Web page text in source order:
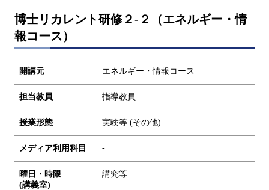
博士リカレント研修２-２（エネルギー・情
報コース）
開講元 エネルギー・情報コース
担当教員 指導教員
授業形態 実験等 (その他)
メディア利用科目 -
曜日・時限
(講義室)
講究等